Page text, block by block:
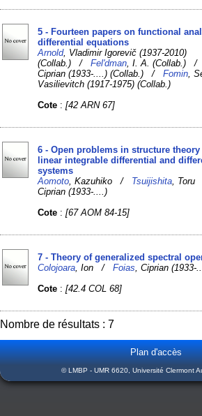
5 - Fourteen papers on functional
differential equations
Arnold, Vladimir Igorevič (1937-2010)
(Collab.) /Fel'dman , I. A. (Collab.)
Ciprian (1933-....) (Collab.) /Fomin ,
Vasilievitch (1917-1975) (Collab.)
Cote :[42 ARN 67]
6 - Open problems in structure
linear integrable differential and
systems
Aomoto , Kazuhiko / Tsuijishita ,
Ciprian (1933-....)
Cote :[67 AOM 84-15]
7 - Theory of generalized spectral
Colojoara , Ion /Foias , Ciprian (1933-
Cote :[42.4 COL 68]
Nombre de résultats : 7
Plan d'accès
© LMBP - UMR 6620, Université Clermont